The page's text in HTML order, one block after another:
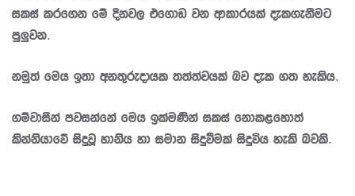
සකස් කරගෙන මේ දිනවල එගොඩ වන ආකාරයක් දැකගැනීමට
පුලුවන.
නමුත් මෙය ඉතා අනතුරුදායක තත්ත්වයක් බව දැක ගත හැකිය.
ගම්වාසීන් පවසන්නේ මෙය ඉක්මණින් සකස් නොකළහොත්
කින්නියාවේ සිදුවූ හානිය හා සමාන සිදුවීමක් සිදුවිය හැකි බවකි.